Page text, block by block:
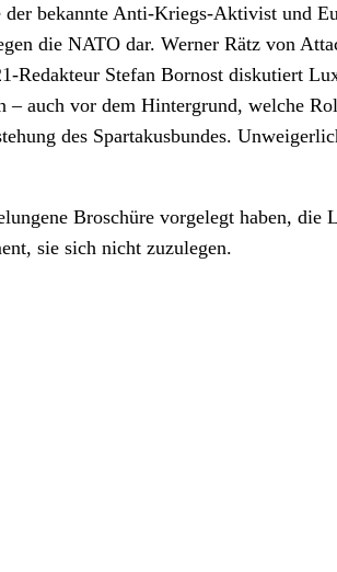
bekannte Anti-Kriegs-Aktivist und
die NATO dar. Werner Rätz von
Redakteur Stefan Bornost diskutiert
– auch vor dem Hintergrund, welche
des Spartakusbundes.
Broschüre vorgelegt haben,
sie sich nicht zuzulegen.